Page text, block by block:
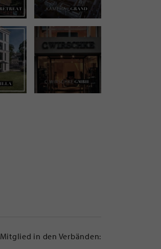
Mitglied in den Verbänden: